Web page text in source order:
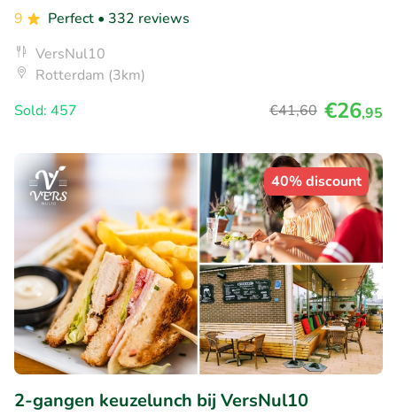
9
Perfect • 332 reviews
VersNul10
Rotterdam (3km)
Sold: 457
€41,60 €26,95
40% discount
2-gangen keuzelunch bij VersNul10